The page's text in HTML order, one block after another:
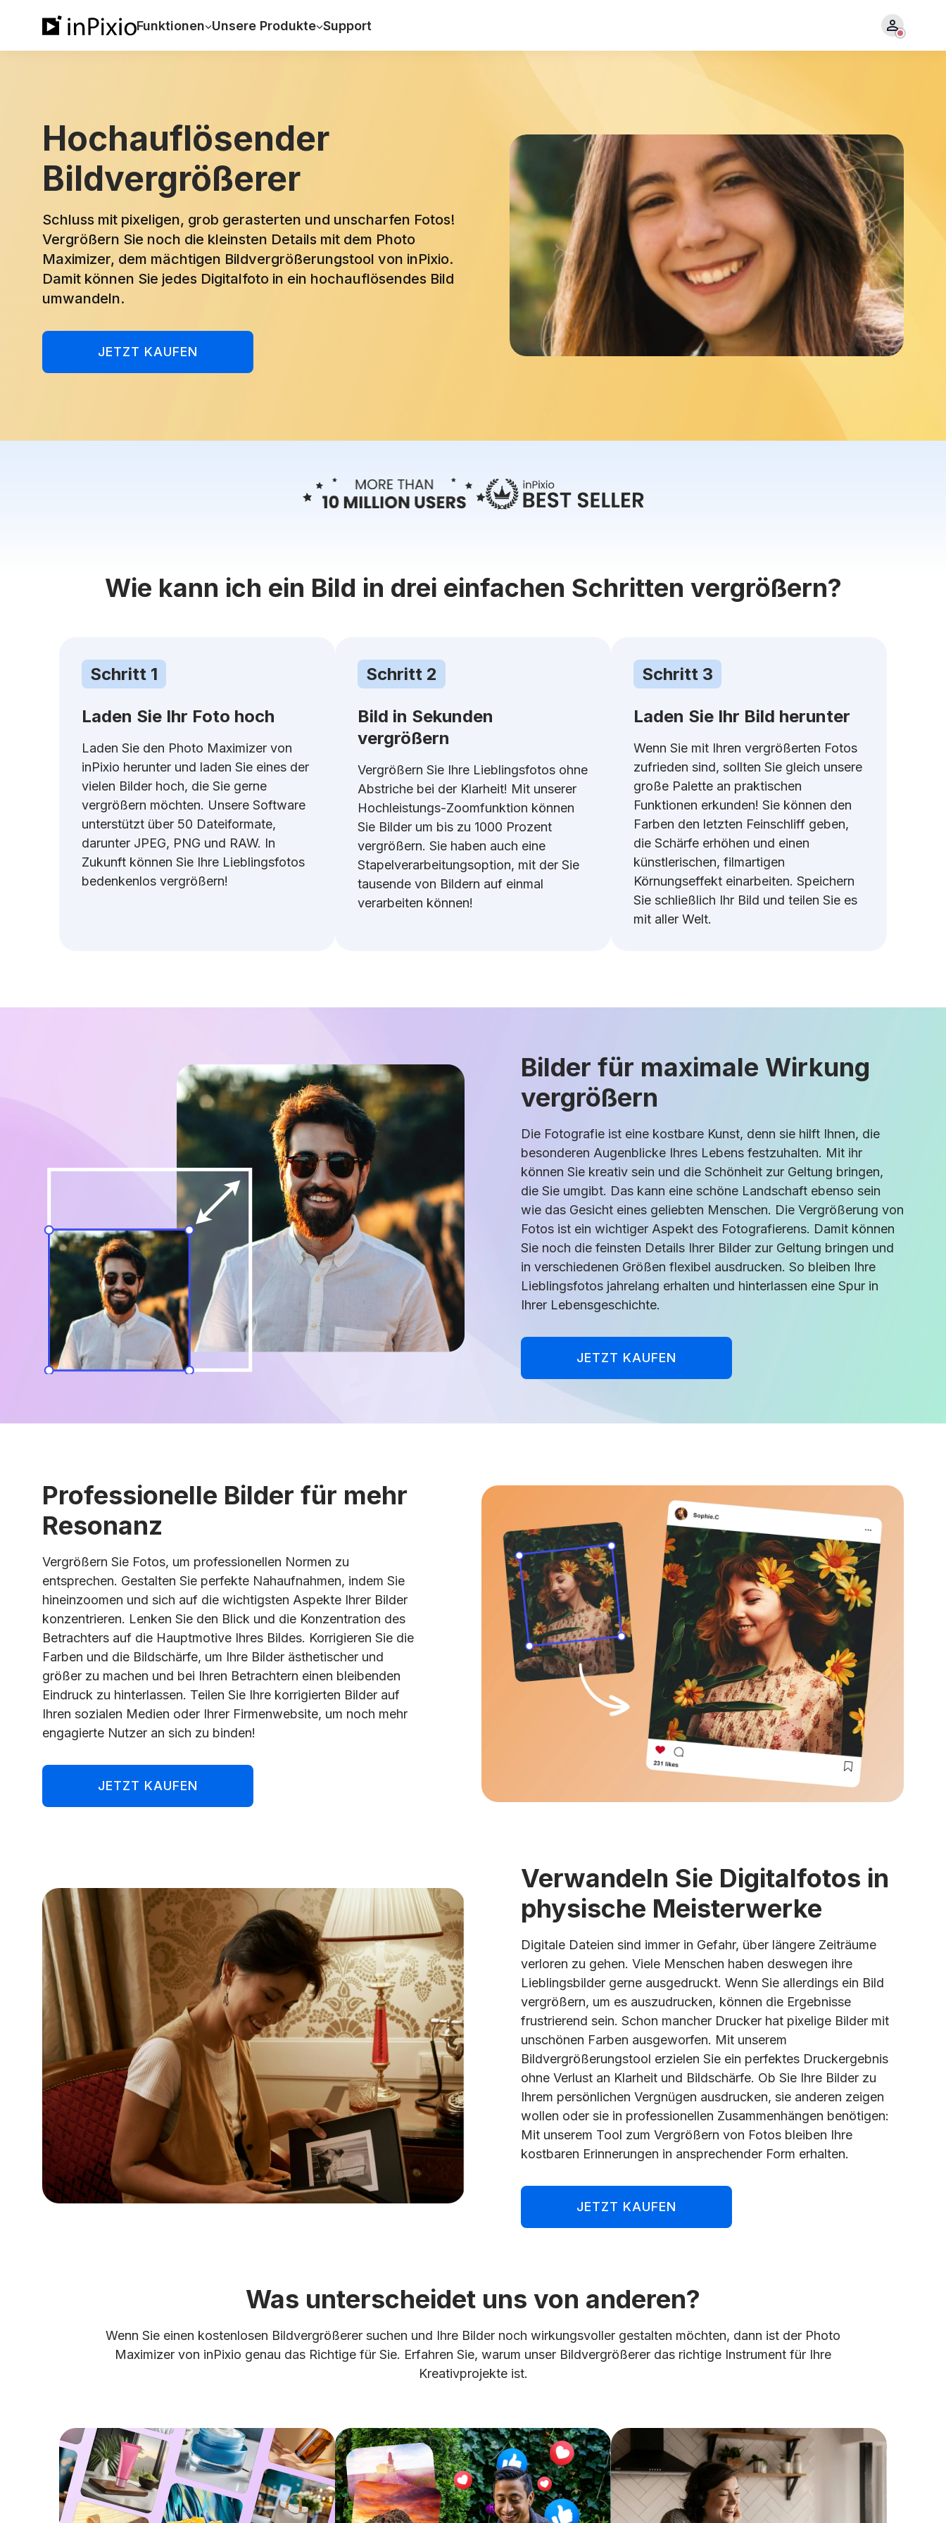
Funktionen Unsere Produkte Support
Hochauflösender
Bildvergrößerer
Schluss mit pixeligen, grob gerasterten und unscharfen Fotos!
Vergrößern Sie noch die kleinsten Details mit dem Photo
Maximizer, dem mächtigen Bildvergrößerungstool von inPixio.
Damit können Sie jedes Digitalfoto in ein hochauflösendes Bild
umwandeln.
JETZT KAUFEN
Wie kann ich ein Bild in drei einfachen Schritten vergrößern?
Schritt 1
Laden Sie Ihr Foto hoch
Laden Sie den Photo Maximizer von
inPixio herunter und laden Sie eines der
vielen Bilder hoch, die Sie gerne
vergrößern möchten. Unsere Software
unterstützt über 50 Dateiformate,
darunter JPEG, PNG und RAW. In
Zukunft können Sie Ihre Lieblingsfotos
bedenkenlos vergrößern!
Schritt 2
Bild in Sekunden
vergrößern
Vergrößern Sie Ihre Lieblingsfotos ohne
Abstriche bei der Klarheit! Mit unserer
Hochleistungs-Zoomfunktion können
Sie Bilder um bis zu 1000 Prozent
vergrößern. Sie haben auch eine
Stapelverarbeitungsoption, mit der Sie
tausende von Bildern auf einmal
verarbeiten können!
Schritt 3
Laden Sie Ihr Bild herunter
Wenn Sie mit Ihren vergrößerten Fotos
zufrieden sind, sollten Sie gleich unsere
große Palette an praktischen
Funktionen erkunden! Sie können den
Farben den letzten Feinschliff geben,
die Schärfe erhöhen und einen
künstlerischen, filmartigen
Körnungseffekt einarbeiten. Speichern
Sie schließlich Ihr Bild und teilen Sie es
mit aller Welt.
Bilder für maximale Wirkung
vergrößern
Die Fotografie ist eine kostbare Kunst, denn sie hilft Ihnen, die
besonderen Augenblicke Ihres Lebens festzuhalten. Mit ihr
können Sie kreativ sein und die Schönheit zur Geltung bringen,
die Sie umgibt. Das kann eine schöne Landschaft ebenso sein
wie das Gesicht eines geliebten Menschen. Die Vergrößerung von
Fotos ist ein wichtiger Aspekt des Fotografierens. Damit können
Sie noch die feinsten Details Ihrer Bilder zur Geltung bringen und
in verschiedenen Größen flexibel ausdrucken. So bleiben Ihre
Lieblingsfotos jahrelang erhalten und hinterlassen eine Spur in
Ihrer Lebensgeschichte.
JETZT KAUFEN
Professionelle Bilder für mehr
Resonanz
Vergrößern Sie Fotos, um professionellen Normen zu
entsprechen. Gestalten Sie perfekte Nahaufnahmen, indem Sie
hineinzoomen und sich auf die wichtigsten Aspekte Ihrer Bilder
konzentrieren. Lenken Sie den Blick und die Konzentration des
Betrachters auf die Hauptmotive Ihres Bildes. Korrigieren Sie die
Farben und die Bildschärfe, um Ihre Bilder ästhetischer und
größer zu machen und bei Ihren Betrachtern einen bleibenden
Eindruck zu hinterlassen. Teilen Sie Ihre korrigierten Bilder auf
Ihren sozialen Medien oder Ihrer Firmenwebsite, um noch mehr
engagierte Nutzer an sich zu binden!
JETZT KAUFEN
Verwandeln Sie Digitalfotos in
physische Meisterwerke
Digitale Dateien sind immer in Gefahr, über längere Zeiträume
verloren zu gehen. Viele Menschen haben deswegen ihre
Lieblingsbilder gerne ausgedruckt. Wenn Sie allerdings ein Bild
vergrößern, um es auszudrucken, können die Ergebnisse
frustrierend sein. Schon mancher Drucker hat pixelige Bilder mit
unschönen Farben ausgeworfen. Mit unserem
Bildvergrößerungstool erzielen Sie ein perfektes Druckergebnis
ohne Verlust an Klarheit und Bildschärfe. Ob Sie Ihre Bilder zu
Ihrem persönlichen Vergnügen ausdrucken, sie anderen zeigen
wollen oder sie in professionellen Zusammenhängen benötigen:
Mit unserem Tool zum Vergrößern von Fotos bleiben Ihre
kostbaren Erinnerungen in ansprechender Form erhalten.
JETZT KAUFEN
Was unterscheidet uns von anderen?
Wenn Sie einen kostenlosen Bildvergrößerer suchen und Ihre Bilder noch wirkungsvoller gestalten möchten, dann ist der Photo
Maximizer von inPixio genau das Richtige für Sie. Erfahren Sie, warum unser Bildvergrößerer das richtige Instrument für Ihre
Kreativprojekte ist.